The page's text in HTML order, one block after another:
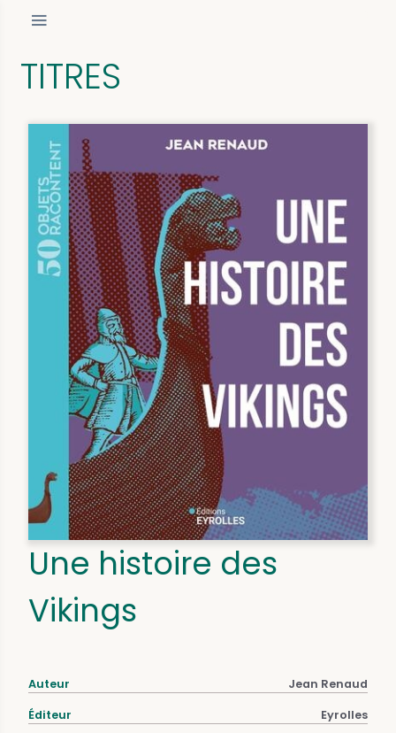
TITRES
Une histoire des
Vikings
Auteur Jean Renaud
Éditeur Eyrolles